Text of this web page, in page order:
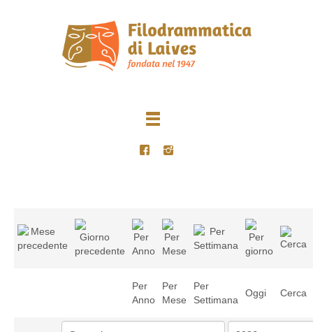
Per
Anno
Per
Mese
Per
Settimana
Oggi Cerca